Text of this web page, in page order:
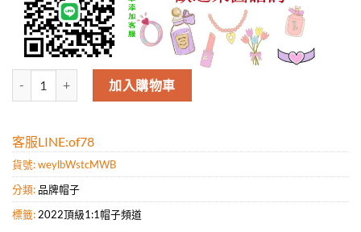
高仿Chanel21新款時尚休閑PP草漁夫帽，可萌的丸子頭漁夫帽，簡
加入購物車
客服LINE:of78
貨號:weylbWstcMWB
分類: 品牌帽子
標籤: 2022頂級1:1帽子頻道